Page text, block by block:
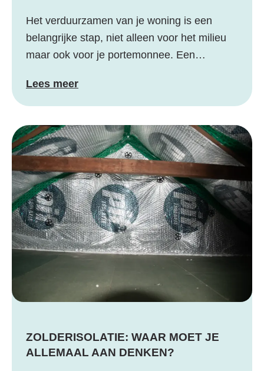
Het verduurzamen van je woning is een
belangrijke stap, niet alleen voor het milieu
maar ook voor je portemonnee. Een…
Lees meer
ZOLDERISOLATIE: WAAR MOET JE
ALLEMAAL AAN DENKEN?